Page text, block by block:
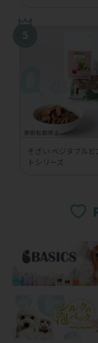
そざい ベジタブルビ
トシリーズ